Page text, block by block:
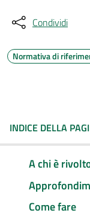
Condividi
Normativa di
INDICE DELLA
A chi è
Come fare